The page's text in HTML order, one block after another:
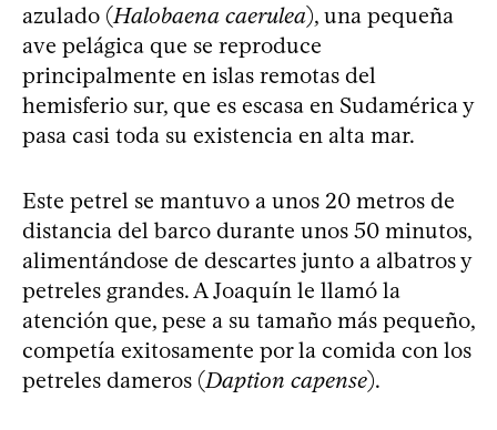
azulado (Halobaena caerulea), una pequeña
ave pelágica que se reproduce
principalmente en islas remotas del
hemisferio sur, que es escasa en Sudamérica y
pasa casi toda su existencia en alta mar.
Este petrel se mantuvo a unos 20 metros de
distancia del barco durante unos 50 minutos,
alimentándose de descartes junto a albatros y
petreles grandes. A Joaquín le llamó la
atención que, pese a su tamaño más pequeño,
competía exitosamente por la comida con los
petreles dameros (Daption capense).